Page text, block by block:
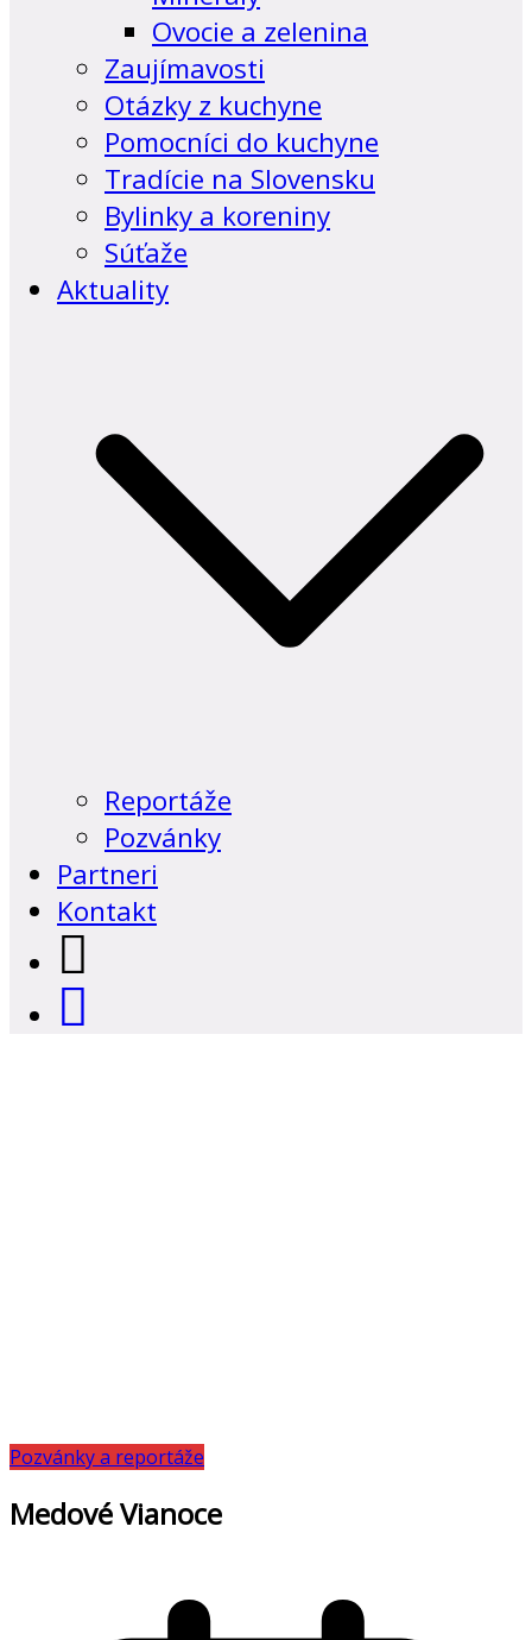
Ovocie a zelenina
Zaujímavosti
Otázky z kuchyne
Pomocníci do kuchyne
Tradície na Slovensku
Bylinky a koreniny
Súťaže
Aktuality
Reportáže
Pozvánky
Partneri
Kontakt
Pozvánky a reportáže
Medové Vianoce